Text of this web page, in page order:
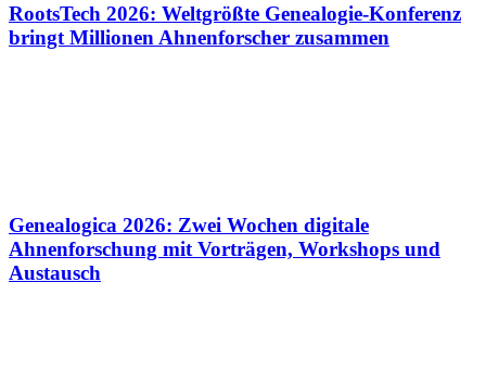
RootsTech 2026: Weltgrößte Genealogie-Konferenz
bringt Millionen Ahnenforscher zusammen
Genealogica 2026: Zwei Wochen digitale
Ahnenforschung mit Vorträgen, Workshops und
Austausch